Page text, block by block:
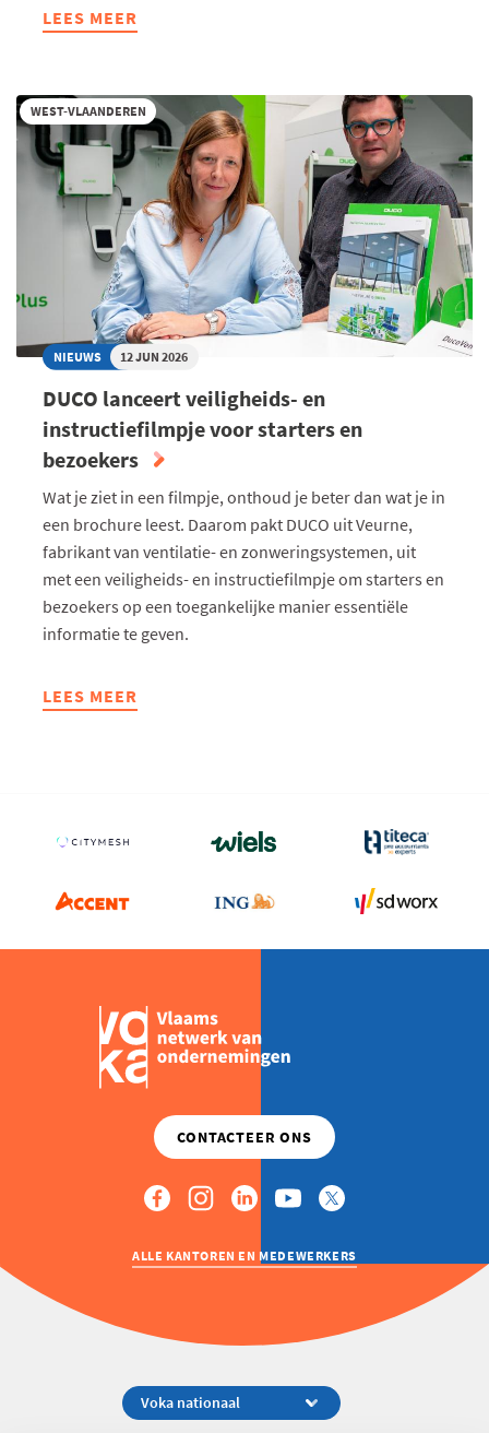
LEES MEER
ABOUT
VLAAMSE
BEDRIJVEN
BEHALEN
VOKA
CHARTER
DUURZAAM
ONDERNEMEN
WEST-VLAANDEREN
NIEUWS 12 JUN 2026
DUCO lanceert veiligheids- en
instructiefilmpje voor starters en
bezoekers
Wat je ziet in een filmpje, onthoud je beter dan wat je in
een brochure leest. Daarom pakt DUCO uit Veurne,
fabrikant van ventilatie- en zonweringsystemen, uit
met een veiligheids- en instructiefilmpje om starters en
bezoekers op een toegankelijke manier essentiële
informatie te geven.
LEES MEER
ABOUT
VOOR
EN
ALLE KANTOREN EN MEDEWERKERS